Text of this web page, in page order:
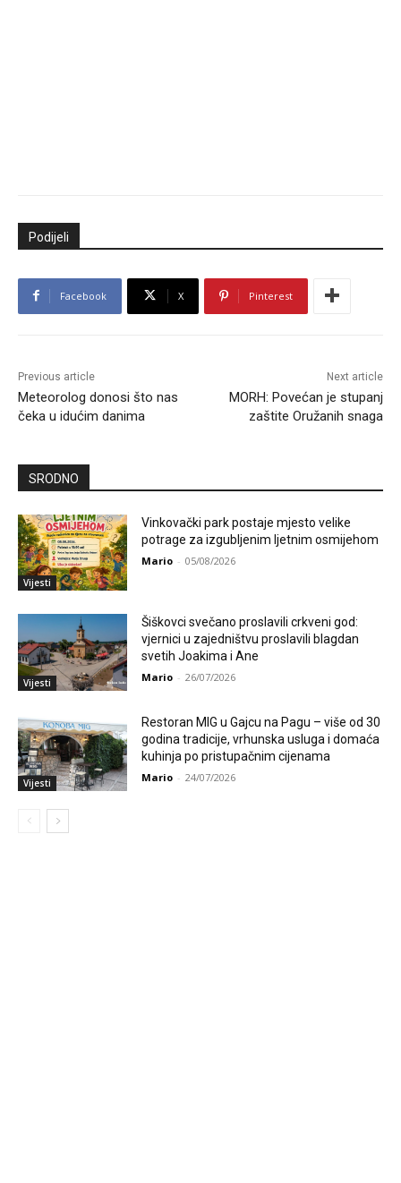
Podijeli
Facebook X Pinterest
Previous article
Meteorolog donosi što nas
čeka u idućim danima
Next article
MORH: Povećan je stupanj
zaštite Oružanih snaga
SRODNO
Vijesti
Vinkovački park postaje mjesto velike
potrage za izgubljenim ljetnim osmijehom
Mario - 05/08/2026
Vijesti
Šiškovci svečano proslavili crkveni god:
vjernici u zajedništvu proslavili blagdan
svetih Joakima i Ane
Mario - 26/07/2026
Vijesti
Restoran MIG u Gajcu na Pagu – više od 30
godina tradicije, vrhunska usluga i domaća
kuhinja po pristupačnim cijenama
Mario - 24/07/2026